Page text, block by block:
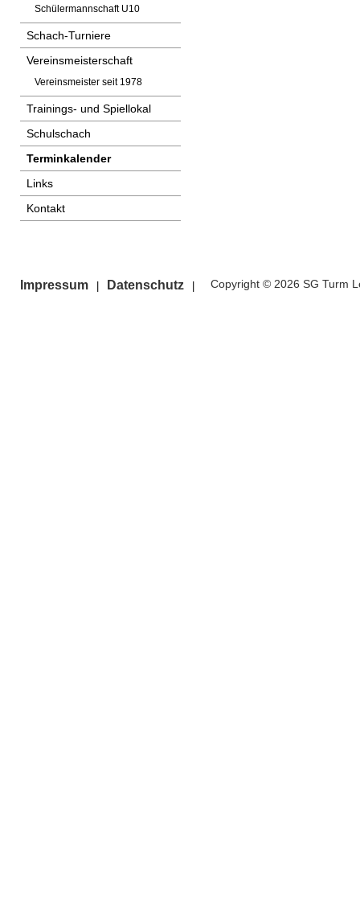
Schülermannschaft U10
Schach-Turniere
Vereinsmeisterschaft
Vereinsmeister seit 1978
Trainings- und Spiellokal
Schulschach
Terminkalender
Links
Kontakt
Impressum Datenschutz Copyright © 2026 SG Turm